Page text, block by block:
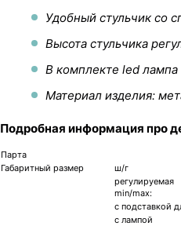
Удобный стульчик со
Высота стульчика
В комплекте led лампа
Материал изделия:
Подробная информация про
Парта
Габаритный размер
ш/г
min/max:
с подставкой
с лампой